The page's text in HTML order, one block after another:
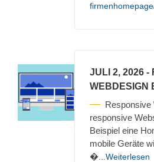
JULI 2, 2026 -
WEBDESIGN
Responsive
responsive
Beispiel eine
mobile Geräte
� ...Weiterlesen